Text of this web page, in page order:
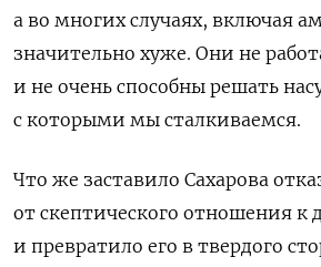
а во многих случаях, включая
значительно хуже. Они не
и не очень способны решать
с которыми мы сталкиваемся.
Что же заставило Сахарова
от скептического отношения к
и превратило его в твердого